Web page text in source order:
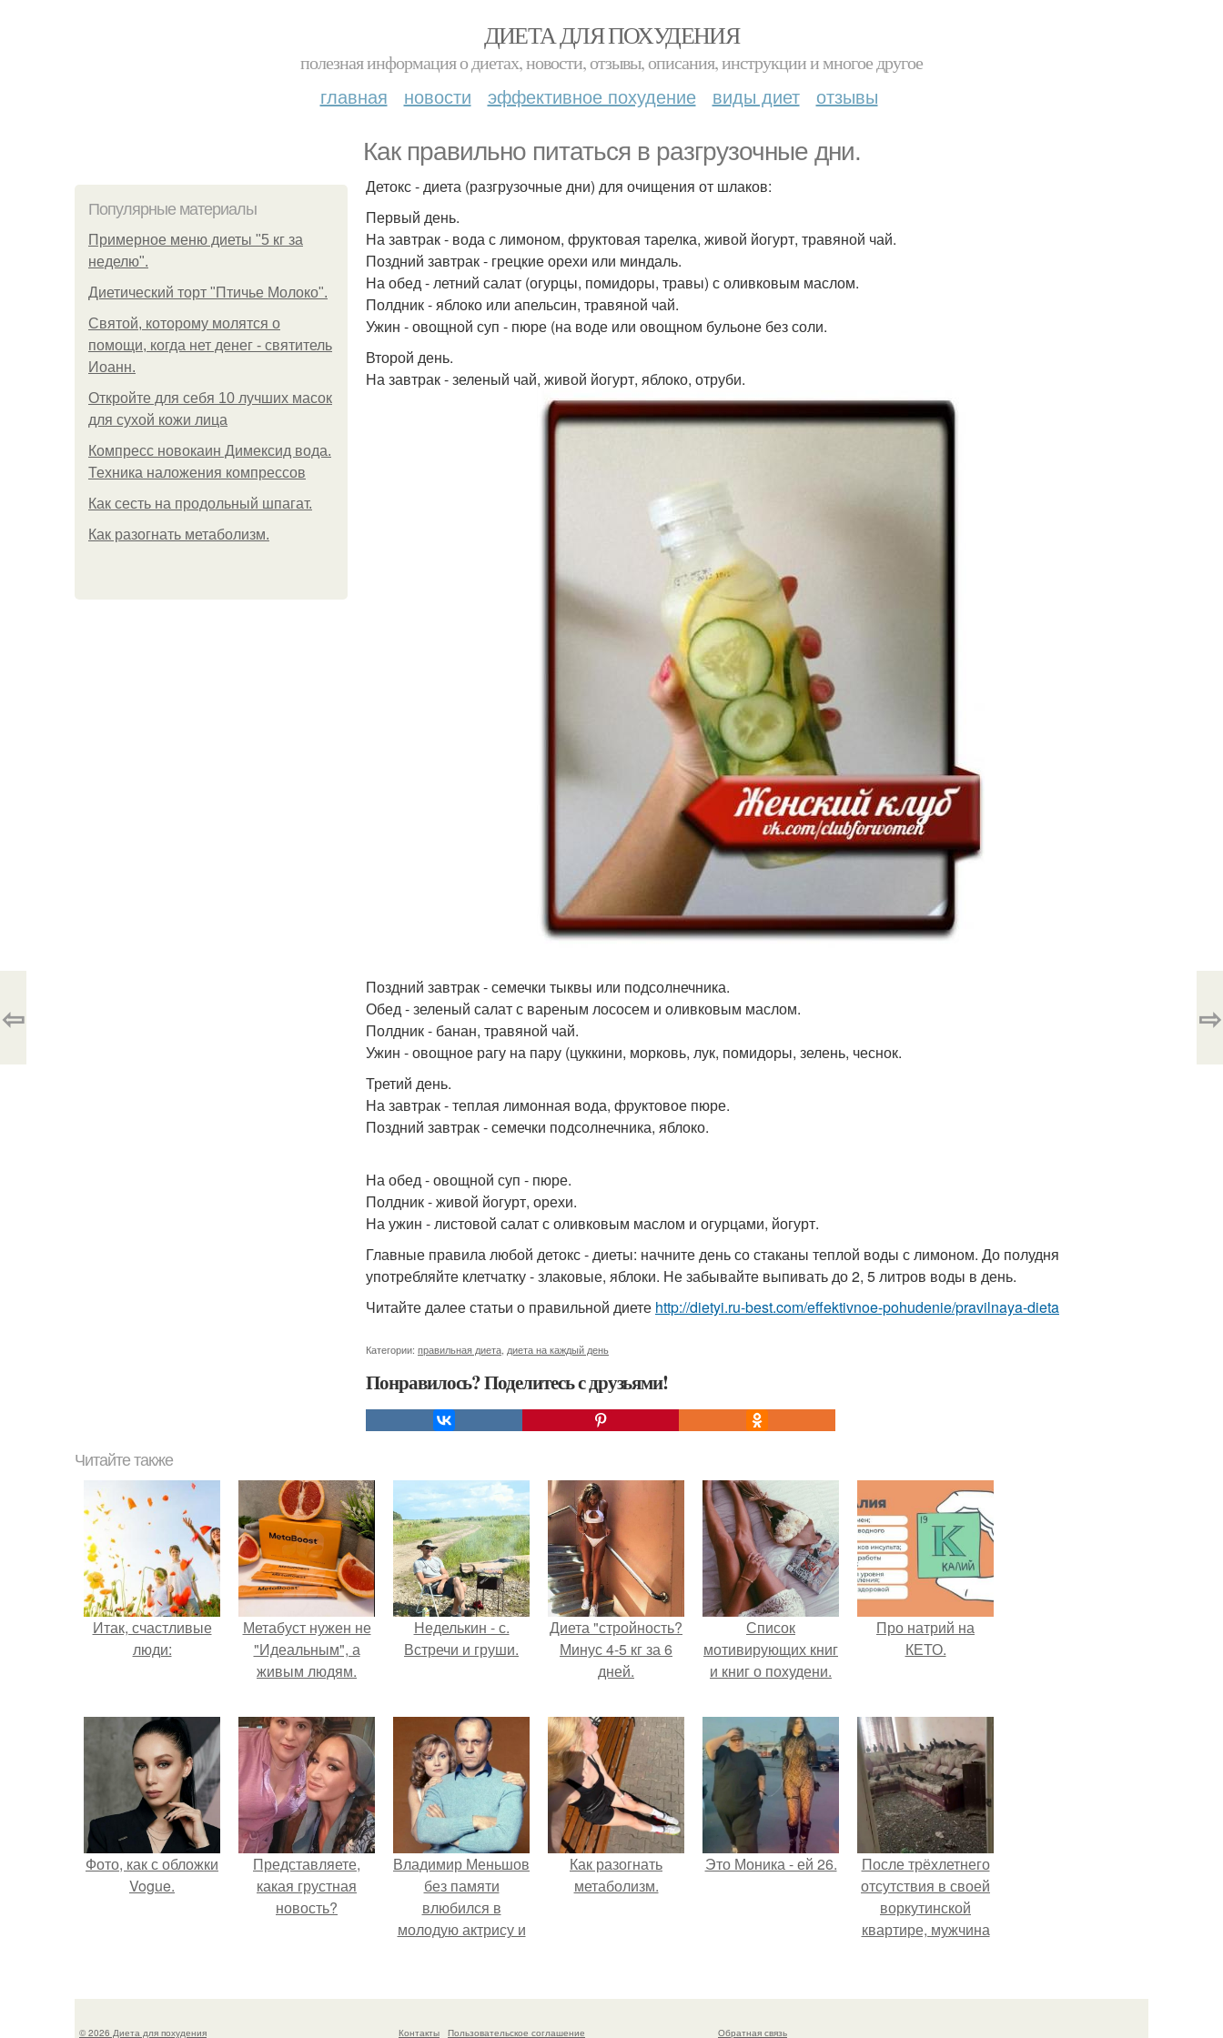
ДИЕТА ДЛЯ ПОХУДЕНИЯ
полезная информация о диетах, новости, отзывы, описания, инструкции и многое другое
главная новости эффективное похудение виды диет отзывы
Как правильно питаться в разгрузочные дни.
Популярные материалы
Примерное меню диеты "5 кг за
неделю".
Диетический торт "Птичье Молоко".
Святой, которому молятся о
помощи, когда нет денег - святитель
Иоанн.
Откройте для себя 10 лучших масок
для сухой кожи лица
Компресс новокаин Димексид вода.
Техника наложения компрессов
Как сесть на продольный шпагат.
Как разогнать метаболизм.
Детокс - диета (разгрузочные дни) для очищения от шлаков:
Первый день.
На завтрак - вода с лимоном, фруктовая тарелка, живой йогурт, травяной чай.
Поздний завтрак - грецкие орехи или миндаль.
На обед - летний салат (огурцы, помидоры, травы) с оливковым маслом.
Полдник - яблоко или апельсин, травяной чай.
Ужин - овощной суп - пюре (на воде или овощном бульоне без соли.
Второй день.
На завтрак - зеленый чай, живой йогурт, яблоко, отруби.
Поздний завтрак - семечки тыквы или подсолнечника.
Обед - зеленый салат с вареным лососем и оливковым маслом.
Полдник - банан, травяной чай.
Ужин - овощное рагу на пару (цуккини, морковь, лук, помидоры, зелень, чеснок.
Третий день.
На завтрак - теплая лимонная вода, фруктовое пюре.
Поздний завтрак - семечки подсолнечника, яблоко.
На обед - овощной суп - пюре.
Полдник - живой йогурт, орехи.
На ужин - листовой салат с оливковым маслом и огурцами, йогурт.
Главные правила любой детокс - диеты: начните день со стаканы теплой воды с лимоном. До полудня
употребляйте клетчатку - злаковые, яблоки. Не забывайте выпивать до 2, 5 литров воды в день.
Читайте далее статьи о правильной диете http://dietyi.ru-best.com/effektivnoe-pohudenie/pravilnaya-dieta
Категории: правильная диета диета на каждый день
Понравилось? Поделитесь с друзьями!
⇦ ⇨
Читайте также
Итак, счастливые
люди:
Метабуст нужен не
"Идеальным", а
живым людям.
Неделькин - с.
Встречи и груши.
Диета "стройность?
Минус 4-5 кг за 6
дней.
Список
мотивирующих книг
и книг о похудени.
Про натрий на
КЕТО.
Фото, как с обложки
Vogue.
Представляете,
какая грустная
новость?
Владимир Меньшов
без памяти
влюбился в
молодую актрису и
неё.
Как разогнать
метаболизм.
Это Моника - ей 26.
После трёхлетнего
отсутствия в своей
воркутинской
квартире, мужчина
жилище стало
© 2026 Диета для похудения Контакты Пользовательское соглашение Обратная связь